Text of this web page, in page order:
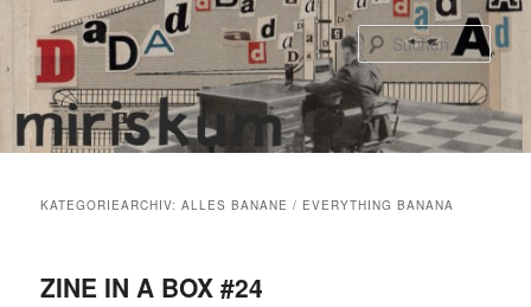
primären
Inhalt
springen
sekundären
Inhalt
springen
KATEGORIEARCHIV:ALLES BANANE / EVERYTHING BANANA
ZINE IN A BOX #24